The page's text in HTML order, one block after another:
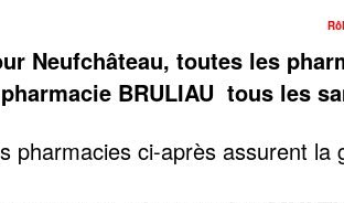
Neufchâteau, toutes les
BRULIAU tous les
pharmacies ci-après assurent